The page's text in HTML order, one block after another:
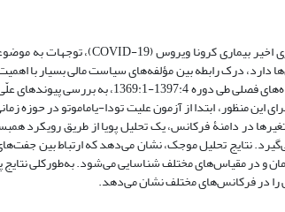
COVID-19)، توجهات به
درک رابطه بین مؤلفه‌های سیاست مالی بسیار با
عمومی دارد. این پژوهش با استفاده از
این منظور، ابتدا از آزمون علیت تودا-یاماموتو در حوزه
در دامنۀ فرکانس، یک تحلیل پویا از طریق رویکرد
نتایج تحلیل موجک، نشان می‌دهد که ارتباط بین
و در مقیاس‌های مختلف شناسایی می‌شود. به‌طورکلی نتایج
را در فرکانس‌های مختلف نشان می‌دهد.